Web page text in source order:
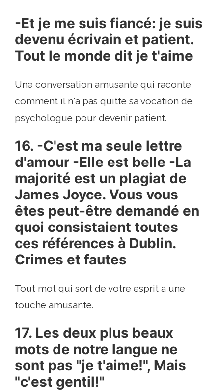
-Et je me suis fiancé: je suis
devenu écrivain et patient.
Tout le monde dit je t'aime
Une conversation amusante qui raconte
comment il n'a pas quitté sa vocation de
psychologue pour devenir patient.
16. -C'est ma seule lettre
d'amour -Elle est belle -La
majorité est un plagiat de
James Joyce. Vous vous
êtes peut-être demandé en
quoi consistaient toutes
ces références à Dublin.
Crimes et fautes
Tout mot qui sort de votre esprit a une
touche amusante.
17. Les deux plus beaux
mots de notre langue ne
sont pas "je t'aime!", Mais
"c'est gentil!"